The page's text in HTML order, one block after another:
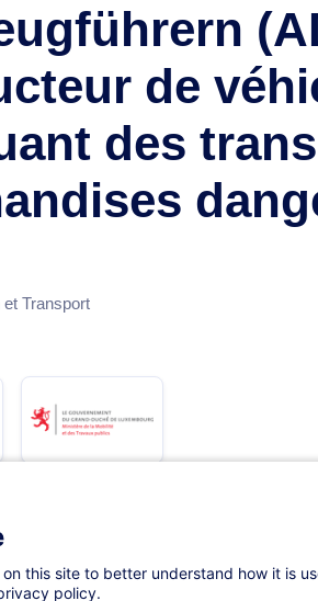
de
des
Transport
Formations
this site to better understand how it is
policy.